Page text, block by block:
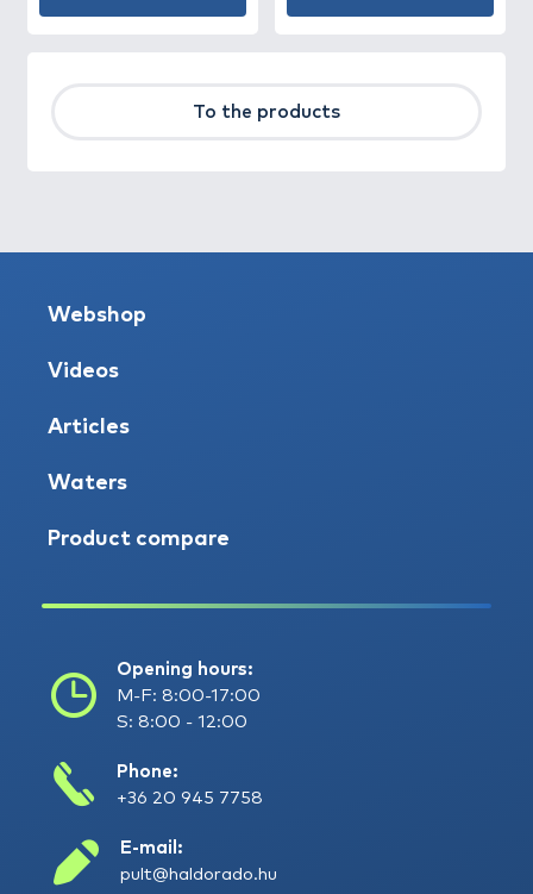
To the products
Webshop
Videos
Articles
Waters
Product compare
Opening hours:
M-F: 8:00-17:00
S: 8:00 - 12:00
Phone:
+36 20 945 7758
E-mail:
pult@haldorado.hu